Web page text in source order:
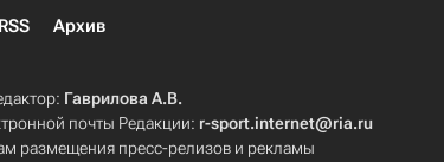
RSS Архив
Гаврилова А.В.
почты Редакции: r-sport.internet@ria.ru
размещения пресс-релизов и рекламы